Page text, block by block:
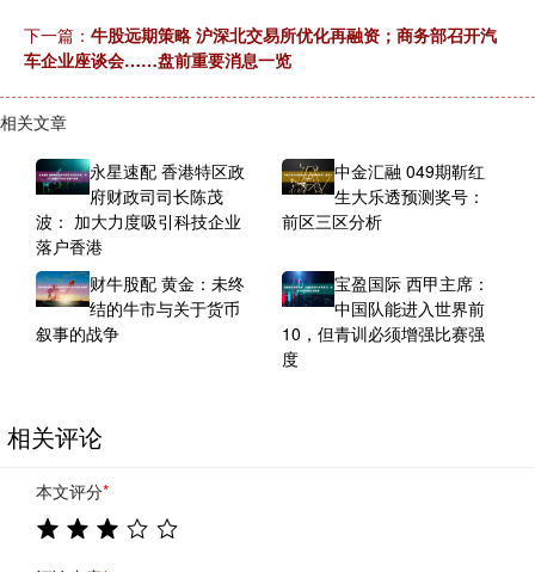
下一篇： 牛股远期策略 沪深北交易所优化再融资；商务部召开汽
车企业座谈会……盘前重要消息一览
相关文章
永星速配 香港特区政
府财政司司长陈茂
波： 加大力度吸引科技企业
落户香港
中金汇融 049期靳红
生大乐透预测奖号：
前区三区分析
财牛股配 黄金：未终
结的牛市与关于货币
叙事的战争
宝盈国际 西甲主席：
中国队能进入世界前
10，但青训必须增强比赛强
度
相关评论
本文评分*